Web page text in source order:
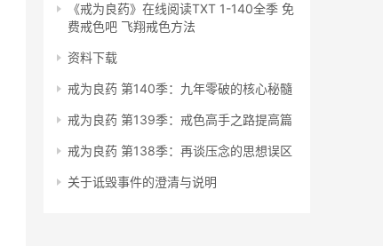
《戒为良药》在线阅读TXT 1-140全季 免
费戒色吧 飞翔戒色方法
资料下载
戒为良药 第140季：九年零破的核心秘髓
戒为良药 第139季：戒色高手之路提高篇
戒为良药 第138季：再谈压念的思想误区
关于诋毁事件的澄清与说明